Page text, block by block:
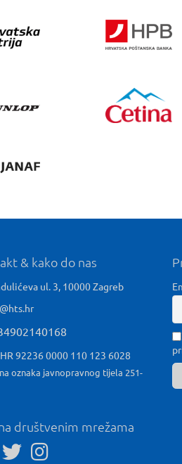
& kako do nas
ul. 3, 10000 Zagreb
92236 0000 110 123 6028
oznaka javnopravnog tijela 251-
društvenim mrežama